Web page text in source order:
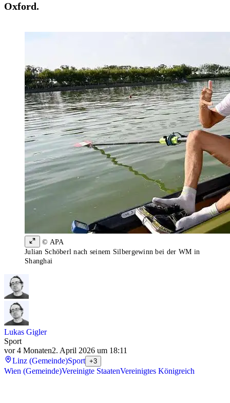
Oxford.
© APA
Julian Schöberl nach seinem Silbergewinn bei der WM in
Shanghai
Lukas Gigler
Sport
vor 4 Monaten2. April 2026 um 18:11
Linz (Gemeinde)Sport +3
Wien (Gemeinde)Vereinigte StaatenVereinigtes Königreich